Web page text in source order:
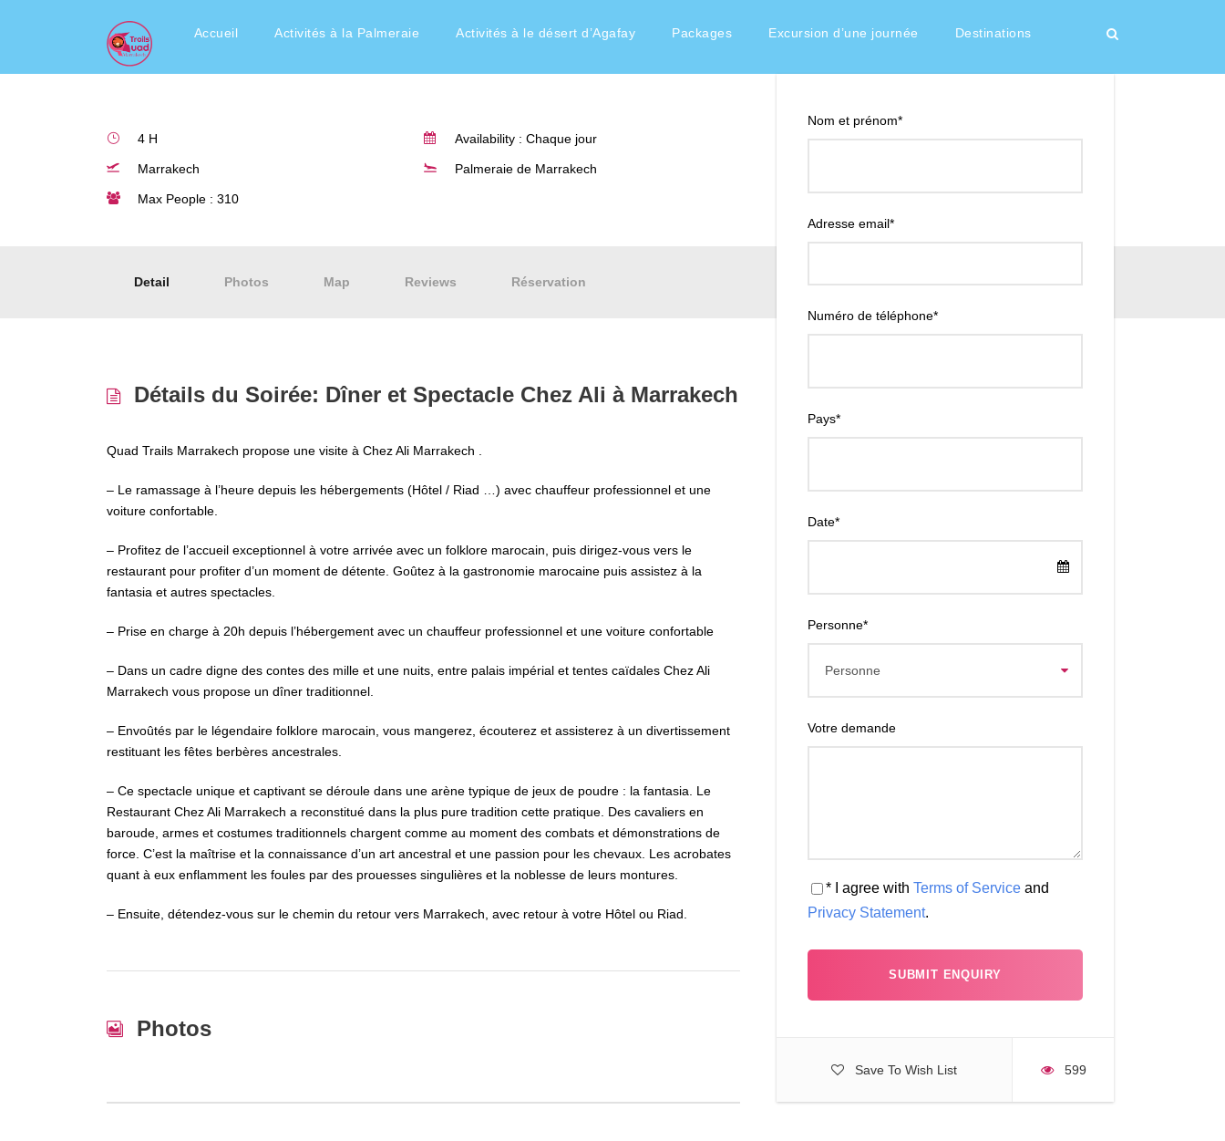
Accueil Activités à la Palmeraie Activités à le désert d’Agafay Packages Excursion d’une journée Destinations
Soirée Inoubliable
Nom et prénom*
Adresse email*
Numéro de téléphone*
Pays*
Date*
Personne*
Votre demande
* I agree with Terms of Service and
Privacy Statement.
Save To Wish List 599
4 H Availability : Chaque jour
Marrakech Palmeraie de Marrakech
Max People : 310
Detail Photos Map Reviews Réservation
Détails du Soirée: Dîner et Spectacle Chez Ali à Marrakech
Quad Trails Marrakech propose une visite à Chez Ali Marrakech .
– Le ramassage à l’heure depuis les hébergements (Hôtel / Riad …) avec chauffeur professionnel et une
voiture confortable.
– Profitez de l’accueil exceptionnel à votre arrivée avec un folklore marocain, puis dirigez-vous vers le
restaurant pour profiter d’un moment de détente. Goûtez à la gastronomie marocaine puis assistez à la
fantasia et autres spectacles.
– Prise en charge à 20h depuis l’hébergement avec un chauffeur professionnel et une voiture confortable
– Dans un cadre digne des contes des mille et une nuits, entre palais impérial et tentes caïdales Chez Ali
Marrakech vous propose un dîner traditionnel.
– Envoûtés par le légendaire folklore marocain, vous mangerez, écouterez et assisterez à un divertissement
restituant les fêtes berbères ancestrales.
– Ce spectacle unique et captivant se déroule dans une arène typique de jeux de poudre : la fantasia. Le
Restaurant Chez Ali Marrakech a reconstitué dans la plus pure tradition cette pratique. Des cavaliers en
baroude, armes et costumes traditionnels chargent comme au moment des combats et démonstrations de
force. C’est la maîtrise et la connaissance d’un art ancestral et une passion pour les chevaux. Les acrobates
quant à eux enflamment les foules par des prouesses singulières et la noblesse de leurs montures.
– Ensuite, détendez-vous sur le chemin du retour vers Marrakech, avec retour à votre Hôtel ou Riad.
Photos